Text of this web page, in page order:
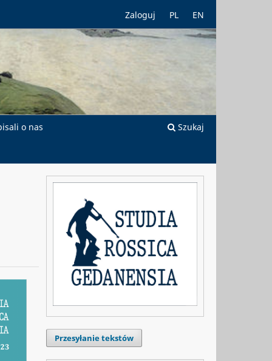
o nas Szukaj
Zaloguj PL EN
Przesyłanie tekstów